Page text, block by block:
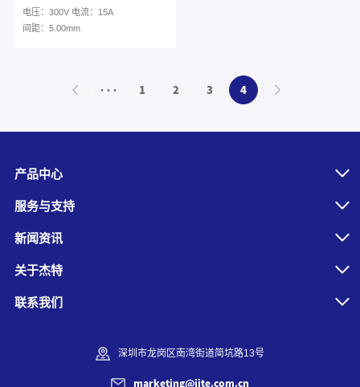
电压：300V 电流：15A
间距：5.00mm
··· 1 2 3 4
产品中心
服务与支持
新闻资讯
关于杰特
联系我们
深圳市龙岗区南湾街道简坑路13号
marketing@jite.com.cn